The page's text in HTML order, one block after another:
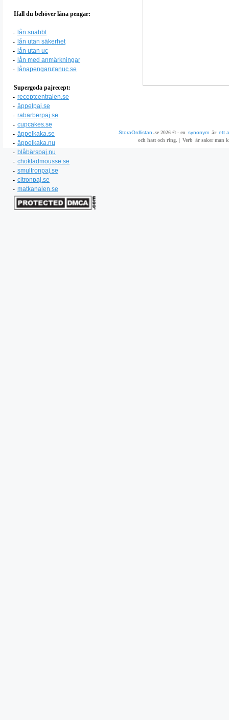
Ifall du behöver låna pengar:
- lån snabbt
- lån utan säkerhet
- lån utan uc
- lån med anmärkningar
- lånapengarutanuc.se
Supergoda pajrecept:
- receptcentralen.se
- äppelpaj.se
- rabarberpaj.se
- cupcakes.se
- äppelkaka.se
- äppelkaka.nu
- blåbärspaj.nu
- chokladmousse.se
- smultronpaj.se
- citronpaj.se
- matkanalen.se
StoraOrdlistan .se 2026 © - en synonym är ett
och hatt och ring. | Verb är saker man